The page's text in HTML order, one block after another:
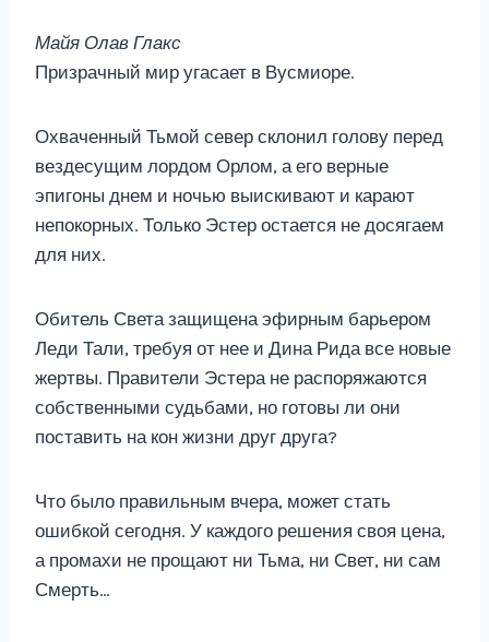
Майя Олав Глакс
Призрачный мир угасает в Вусмиоре.
Охваченный Тьмой север склонил голову перед
вездесущим лордом Орлом, а его верные
эпигоны днем и ночью выискивают и карают
непокорных. Только Эстер остается не досягаем
для них.
Обитель Света защищена эфирным барьером
Леди Тали, требуя от нее и Дина Рида все новые
жертвы. Правители Эстера не распоряжаются
собственными судьбами, но готовы ли они
поставить на кон жизни друг друга?
Что было правильным вчера, может стать
ошибкой сегодня. У каждого решения своя цена,
а промахи не прощают ни Тьма, ни Свет, ни сам
Смерть…